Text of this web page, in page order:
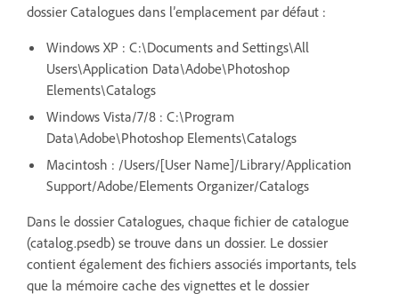
dossier Catalogues dans l’emplacement par défaut :
Windows XP : C:\Documents and Settings\All
Users\Application Data\Adobe\Photoshop
Elements\Catalogs
Windows Vista/7/8 : C:\Program
Data\Adobe\Photoshop Elements\Catalogs
Macintosh : /Users/[User Name]/Library/Application
Support/Adobe/Elements Organizer/Catalogs
Dans le dossier Catalogues, chaque fichier de catalogue
(catalog.psedb) se trouve dans un dossier. Le dossier
contient également des fichiers associés importants, tels
que la mémoire cache des vignettes et le dossier